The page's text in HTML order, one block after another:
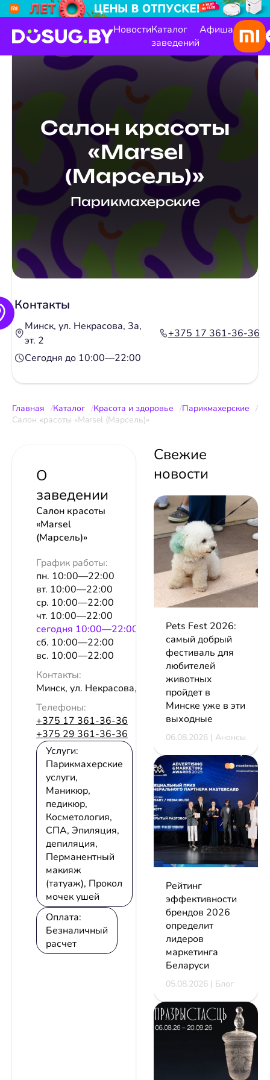
НовостиКаталог
заведений
Афиша
Салон красоты
«Marsel
(Марсель)»
Парикмахерские
Контакты
Минск, ул. Некрасова, 3а,
эт. 2
+375 17 361-36-36
Сегодня до 10:00—22:00
Главная Каталог Красота и здоровье
Парикмахерские
Салон красоты «Marsel (Марсель)»
О
заведении
Салон красоты
«Marsel
(Марсель)»
График работы:
пн. 10:00—22:00
вт. 10:00—22:00
ср. 10:00—22:00
чт. 10:00—22:00
сeгодня 10:00—22:00
сб. 10:00—22:00
вс. 10:00—22:00
Контакты:
Минск, ул. Некрасова, 3а, эт. 2
Телефоны:
+375 17 361-36-36
+375 29 361-36-36
Услуги:
Парикмахерские
услуги,
Маникюр,
педикюр,
Косметология,
СПА, Эпиляция,
депиляция,
Перманентный
макияж
(татуаж), Прокол
мочек ушей
Оплата:
Безналичный
расчет
Свежие
новости
Pets Fest 2026:
самый добрый
фестиваль для
любителей
животных
пройдет в
Минске уже в эти
выходные
06.08.2026 | Анонсы
Рейтинг
эффективности
брендов 2026
определит
лидеров
маркетинга
Беларуси
05.08.2026 | Блог